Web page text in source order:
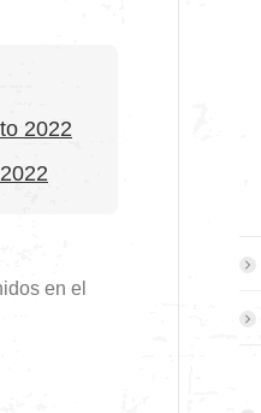
2022
en el